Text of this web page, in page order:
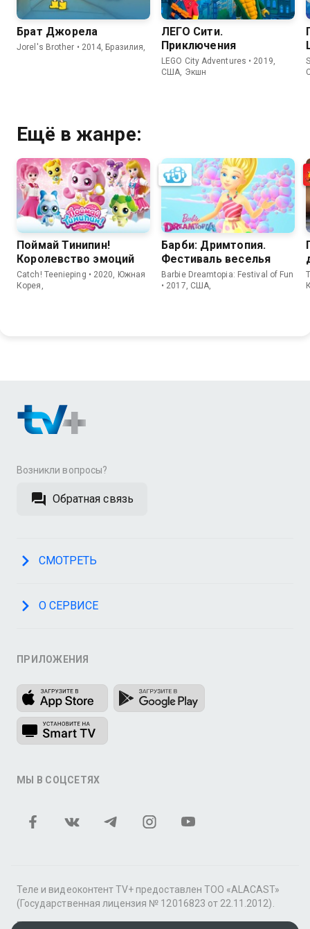
Брат Джорела
Jorel's Brother • 2014, Бразилия,
ЛЕГО Сити.
Приключения
LEGO City Adventures • 2019,
США, Экшн
Ещё в жанре:
Поймай Тинипин!
Королевство эмоций
Catch! Teenieping • 2020, Южная
Корея,
Барби: Дримтопия.
Фестиваль веселья
Barbie Dreamtopia: Festival of Fun
• 2017, США,
Возникли вопросы?
Обратная связь
СМОТРЕТЬ
О СЕРВИСЕ
ПРИЛОЖЕНИЯ
МЫ В СОЦСЕТЯХ
Теле и видеоконтент TV+ предоставлен ТОО «ALACAST»
(Государственная лицензия № 12016823 от 22.11.2012).
В рамках услуги «Видео по подписке» для «Пакета